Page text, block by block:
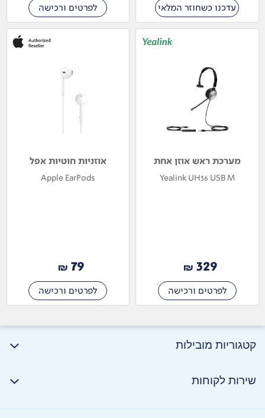
עדכנו כשחוזר המלאי לפרטים ורכישה
מערכת ראש אוזן אחת
Yealink UH36 USB M
329
₪
לפרטים ורכישה
אוזניות חוטיות אפל
Apple EarPods
79
₪
לפרטים ורכישה
קטגוריות מובילות
שירות לקוחות